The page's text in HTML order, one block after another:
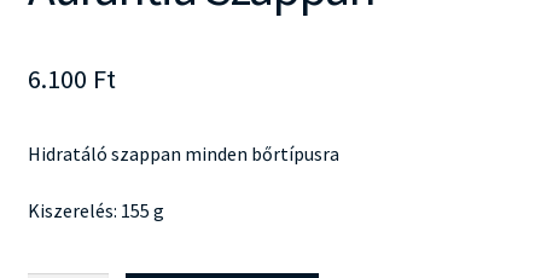
6.100 Ft
Hidratáló szappan minden bőrtípusra
Kiszerelés: 155 g